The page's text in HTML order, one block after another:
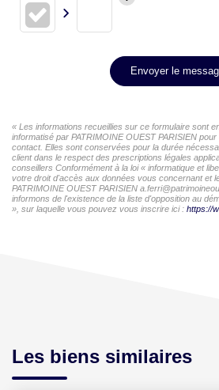
Envoyer le
« Les informations recueillies sur ce formulaire sont
informatisé par PATRIMOINE OUEST PARISIEN
contact. Elles sont conservées pour la durée
client dans le respect des prescriptions légales
conseillers Conformément à la loi « informatique et
votre droit d'accès aux données vous concernant et
PATRIMOINE OUEST PARISIEN
informons de l'existence de la liste d'opposition au
», sur laquelle vous pouvez vous inscrire ici : https://
Les biens similaires